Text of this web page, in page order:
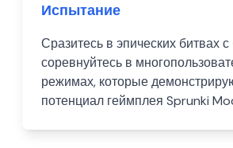
Испытание
Сразитесь в эпических битвах
соревнуйтесь в
режимах, которые
потенциал геймплея Sprunki